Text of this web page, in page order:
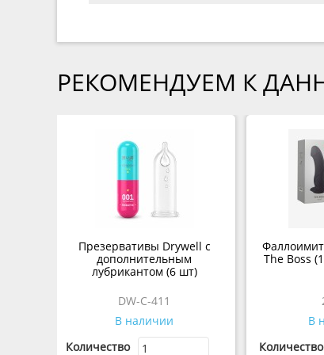
РЕКОМЕНДУЕМ К
Презервативы Drywell с
дополнительным
лубрикантом (6 шт)
DW-C-411
В наличии
Количество
The Boss
В
Количество